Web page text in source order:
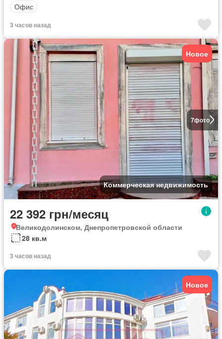
Офис
3 часов назад
7фото
Новое
Коммерческая недвижимость
22 392 грн/месяц
Великодолинском, Днепропетровской области
28 кв.м
3 часов назад
Новое